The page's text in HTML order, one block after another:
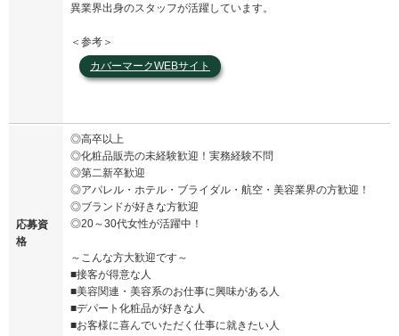
異業界出身のスタッフが活躍しています。
＜参考＞
カバーマークWEBサイト
応募資
格
◎高卒以上
◎化粧品販売の未経験歓迎！実務経験不問
◎第二新卒歓迎
◎アパレル・ホテル・ブライダル・航空・美容業界の方歓迎！
◎ブランドが好きな方歓迎
◎20～30代女性が活躍中！
～こんな方大歓迎です～
■接客が得意な人
■美容関連・美容系のお仕事に興味がある人
■デパート化粧品が好きな人
■お客様に喜んでいただく仕事に就きたい人